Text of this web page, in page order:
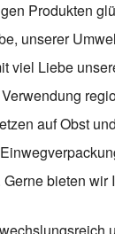
Produkten
unserer
viel Liebe
auf Obst
bieten